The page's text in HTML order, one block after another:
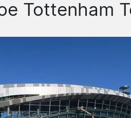
Tottenham